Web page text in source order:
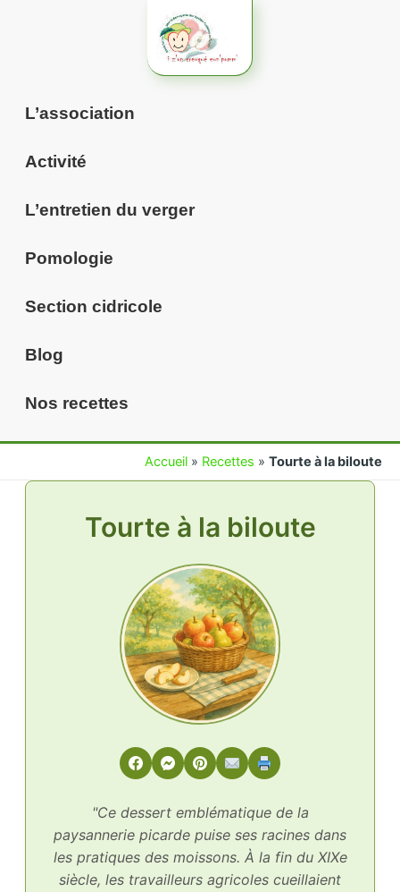
L’association
Activité
L’entretien du verger
Pomologie
Section cidricole
Blog
Nos recettes
Accueil » Recettes » Tourte à la biloute
Tourte à la biloute
"Ce dessert emblématique de la
paysannerie picarde puise ses racines dans
les pratiques des moissons. À la fin du XIXe
siècle, les travailleurs agricoles cueillaient